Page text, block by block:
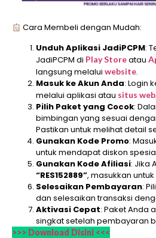
Cara Membeli dengan Mudah:
Unduh Aplikasi JadiPCPM:
JadiPCPM di Play Storeatau
langsung melalui website.
Masuk ke Akun Anda: Login
melalui aplikasi atau situs
Pilih Paket yang Cocok:
bimbingan yang sesuai
Pastikan untuk melihat detail
Gunakan Kode Promo:
untuk mendapat diskon
Gunakan Kode Afiliasi: Jika
“RES152889”, masukkan
Selesaikan Pembayaran:
dan selesaikan transaksi
Aktivasi Cepat: Paket Anda
singkat setelah pembayaran
>>> Download Disini <<<